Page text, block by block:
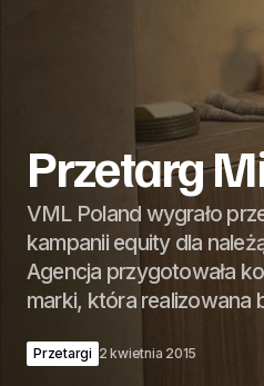
Przetarg
VML Poland wygrało
kampanii equity dla
Agencja przygotowała
marki, która realizowana
Przetargi 2 kwietnia 2015